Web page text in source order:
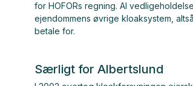
for HOFORs regning. Al
ejendommens øvrige kloaksystem,
betale for.
Særligt for Albertslund